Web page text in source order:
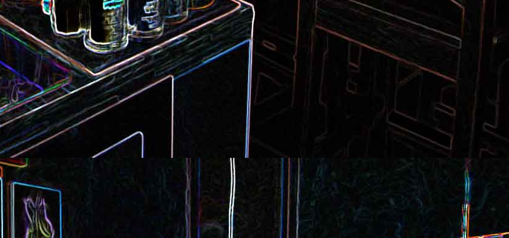
Smoothie à l'orange et à la
mangue
Curry de pois chiches et de Salade de thon aux câpres et
aux deux olives